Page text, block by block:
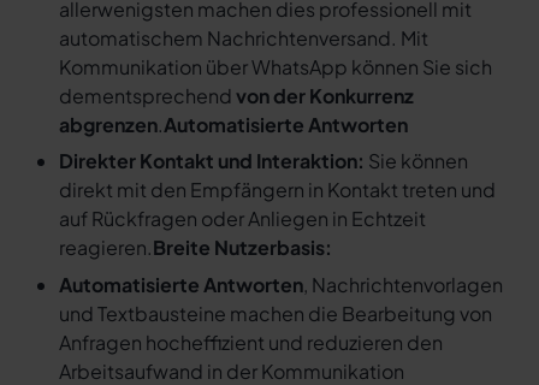
allerwenigsten machen dies professionell mit
automatischem Nachrichtenversand. Mit
Kommunikation über WhatsApp können Sie sich
dementsprechendvon der Konkurrenz
abgrenzen.Automatisierte Antworten
Direkter Kontakt und Interaktion: Sie können
direkt mit den Empfängern in Kontakt treten und
auf Rückfragen oder Anliegen in Echtzeit
reagieren.Breite Nutzerbasis:
Automatisierte Antworten, Nachrichtenvorlagen
und Textbausteine machen die Bearbeitung von
Anfragen hocheffizient und reduzieren den
Arbeitsaufwand in der Kommunikation